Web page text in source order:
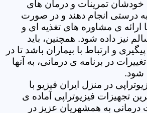
خودشان تمرینات و درمان های
به درستی انجام دهند و در صورت
ارائه ی مشاوره های تغذیه ای و
نیز داده شود. همچنین، باید
و ارتباط با بیماران باشد تا در
در برنامه ی درمانی، به آنها
شود.
در منزل ایران فیزیو با
تجهیزات فیزیوتراپی آماده ی
درمانی به همشهریان عزیز در